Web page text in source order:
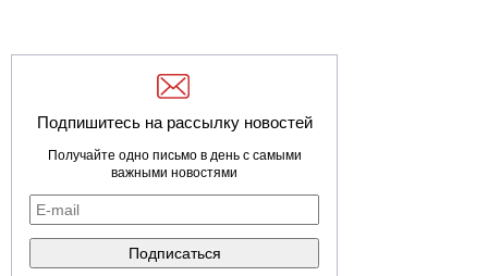
Подпишитесь на рассылку новостей
Получайте одно письмо в день с самыми
важными новостями